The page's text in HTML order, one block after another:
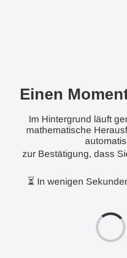
Einen
Im Hintergrund läuft
mathematische
zur Bestätigung, dass
⏳ In wenigen